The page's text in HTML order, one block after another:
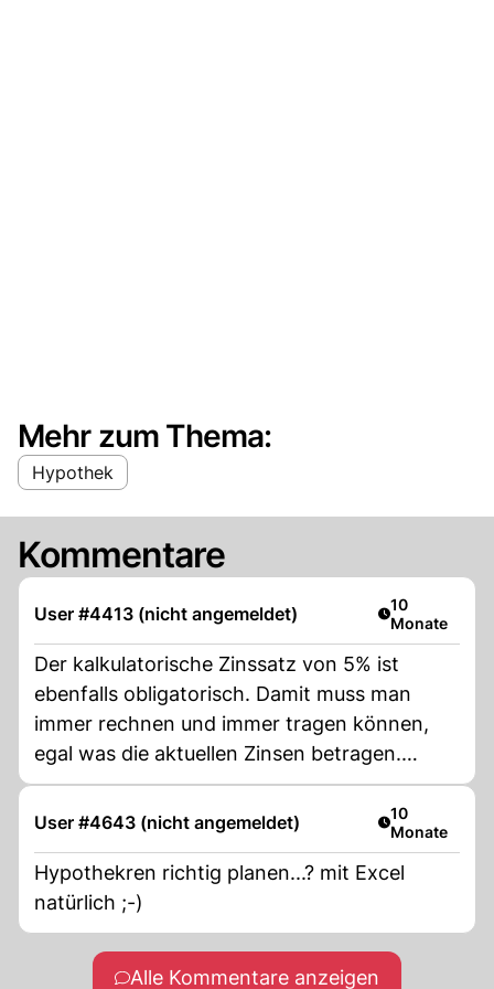
Mehr zum Thema:
Hypothek
Kommentare
User #4413 (nicht angemeldet) Artikel
10
Monate
Der kalkulatorische Zinssatz von 5% ist
ebenfalls obligatorisch. Damit muss man
immer rechnen und immer tragen können,
egal was die aktuellen Zinsen betragen.
Ebenso gilt für die Amortisation eine klare
Regel: in 15 Jahren muss das Eigenkapital 1/3
User #4643 (nicht angemeldet) Artikel
10
Monate
Hypothekren richtig planen...? mit Excel
natürlich ;-)
Alle Kommentare anzeigen